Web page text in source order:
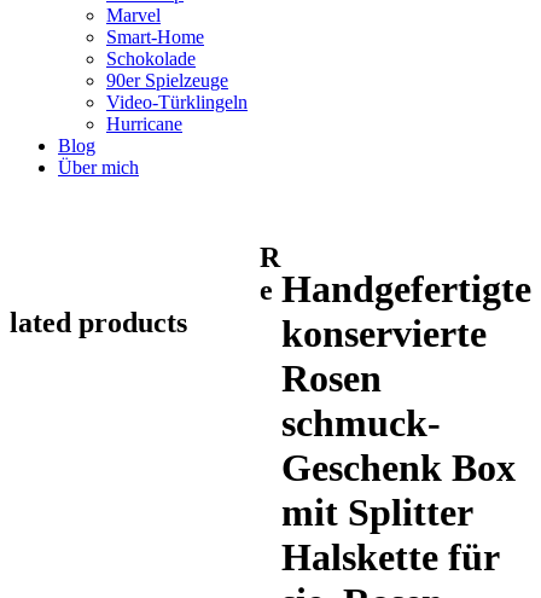
Marvel
Smart-Home
Schokolade
90er Spielzeuge
Video-Türklingeln
Hurricane
Blog
Über mich
Handgefertigte
konservierte
Rosen
schmuck-
Geschenk Box
mit Splitter
Halskette für
R
e
lated products